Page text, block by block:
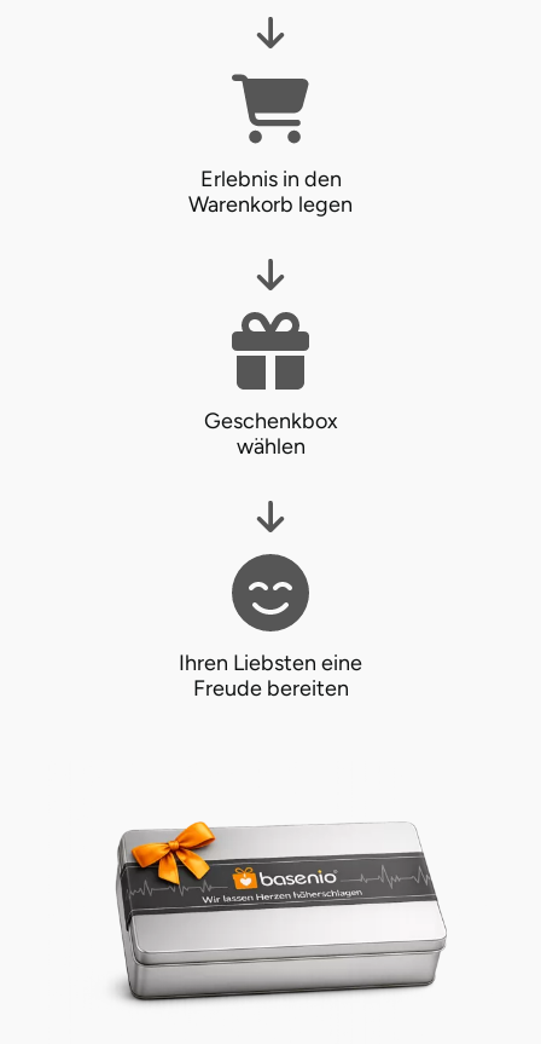
Erlebnis in den
Warenkorb legen
Geschenkbox
wählen
Ihren Liebsten eine
Freude bereiten